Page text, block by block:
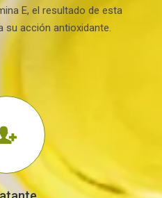
E, el resultado de esta
su acción antioxidante.